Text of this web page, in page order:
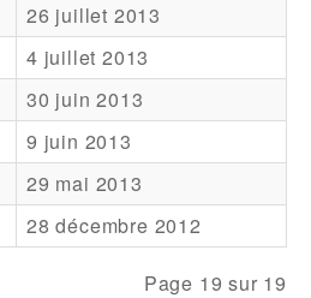
26 juillet 2013
4 juillet 2013
30 juin 2013
9 juin 2013
29 mai 2013
28 décembre 2012
Page 19 sur 19